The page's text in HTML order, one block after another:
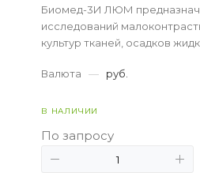
Биомед-3И ЛЮМ
исследований
культур тканей, осадков
Валюта
— руб.
В НАЛИЧИИ
По запросу